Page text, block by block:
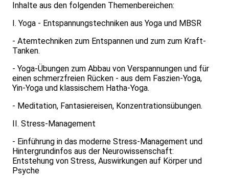
Inhalte aus den folgenden Themenbereichen:
I. Yoga - Entspannungstechniken aus Yoga und MBSR
- Atemtechniken zum Entspannen und zum zum Kraft-
Tanken.
- Yoga-Übungen zum Abbau von Verspannungen und für
einen schmerzfreien Rücken - aus dem Faszien-Yoga,
Yin-Yoga und klassischem Hatha-Yoga.
- Meditation, Fantasiereisen, Konzentrationsübungen.
II. Stress-Management
- Einführung in das moderne Stress-Management und
Hintergrundinfos aus der Neurowissenschaft:
Entstehung von Stress, Auswirkungen auf Körper und
Psyche